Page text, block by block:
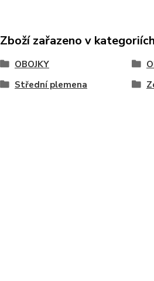
Zboží zařazeno v kategoriích
OBOJKY
Střední plemena